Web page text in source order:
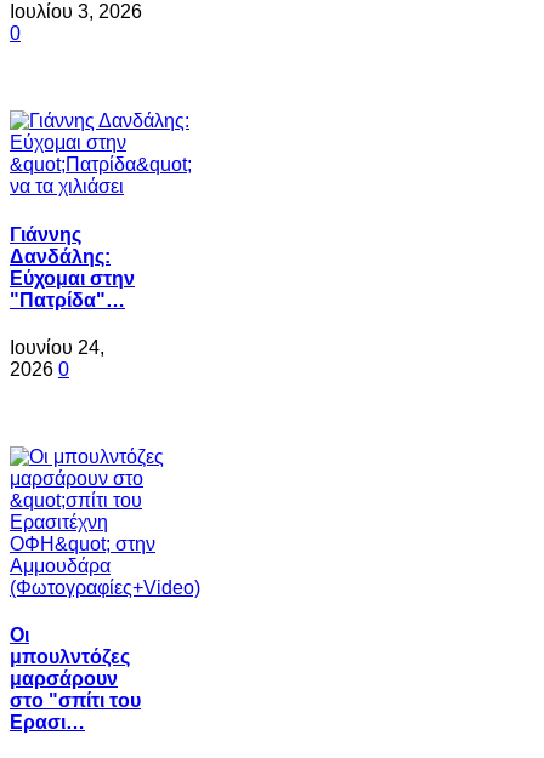
Ιουλίου 3, 2026
0
Γιάννης
Δανδάλης:
Εύχομαι στην
"Πατρίδα"…
Ιουνίου 24,
2026 0
Oι
μπουλντόζες
μαρσάρουν
στο "σπίτι του
Ερασι…